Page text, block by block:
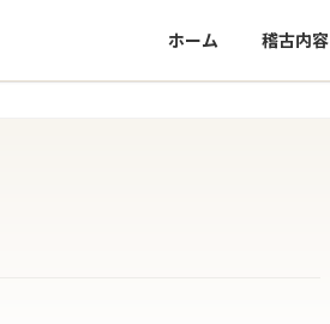
ホーム 稽古内容